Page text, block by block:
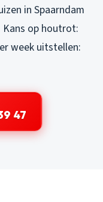
in Spaarndam
op houtrot:
week uitstellen:
47